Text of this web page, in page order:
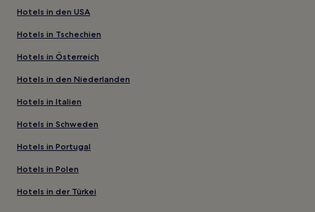
Hotels in den USA
Hotels in Tschechien
Hotels in Österreich
Hotels in den Niederlanden
Hotels in Italien
Hotels in Schweden
Hotels in Portugal
Hotels in Polen
Hotels in der Türkei